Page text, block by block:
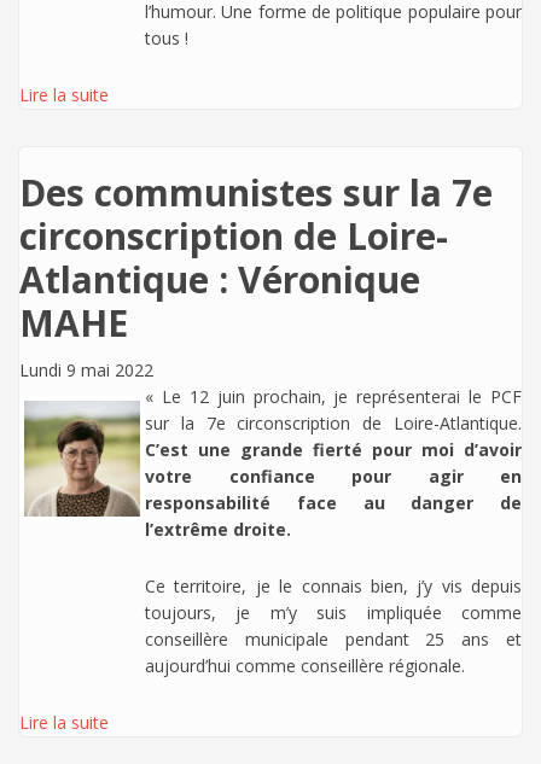
l’humour. Une forme de politique populaire pour
tous !
Lire la suite
Des communistes sur la 7e
circonscription de Loire-
Atlantique : Véronique
MAHE
Lundi 9 mai 2022
« Le 12 juin prochain, je représenterai le PCF
sur la 7e circonscription de Loire-Atlantique.
C’est une grande fierté pour moi d’avoir
votre confiance pour agir en
responsabilité face au danger de
l’extrême droite.
Ce territoire, je le connais bien, j’y vis depuis
toujours, je m’y suis impliquée comme
conseillère municipale pendant 25 ans et
aujourd’hui comme conseillère régionale.
Lire la suite